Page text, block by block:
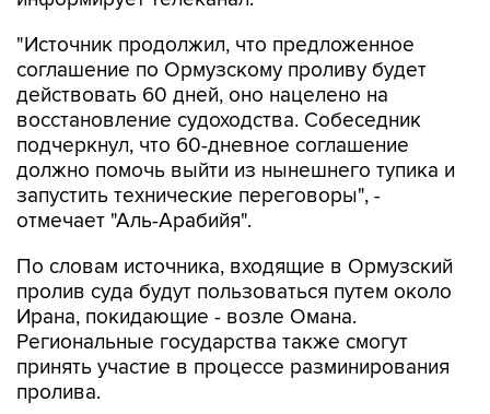
"Источник продолжил, что предложенное
соглашение по Ормузскому проливу будет
действовать 60 дней, оно нацелено на
восстановление судоходства. Собеседник
подчеркнул, что 60-дневное соглашение
должно помочь выйти из нынешнего тупика и
запустить технические переговоры", -
отмечает "Аль-Арабийя".
По словам источника, входящие в Ормузский
пролив суда будут пользоваться путем около
Ирана, покидающие - возле Омана.
Региональные государства также смогут
принять участие в процессе разминирования
пролива.